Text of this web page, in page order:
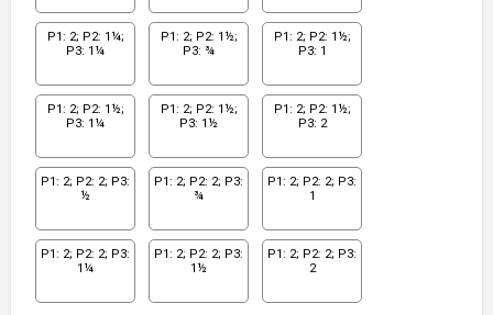
P1: 2; P2: 1¼;
P3: 1¼
P1: 2; P2: 1½;
P3: ¾
P1: 2; P2: 1½;
P3: 1
P1: 2; P2: 1½;
P3: 1¼
P1: 2; P2: 1½;
P3: 1½
P1: 2; P2: 1½;
P3: 2
P1: 2; P2: 2; P3:
½
P1: 2; P2: 2; P3:
¾
P1: 2; P2: 2; P3:
1
P1: 2; P2: 2; P3:
1¼
P1: 2; P2: 2; P3:
1½
P1: 2; P2: 2; P3:
2